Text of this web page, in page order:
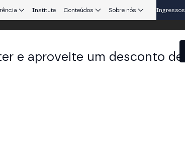
Institute Conteúdos Sobre nós Ingressos
e aproveite um desconto de